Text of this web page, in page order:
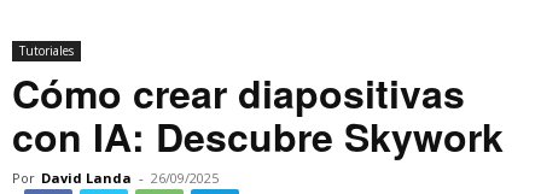
Tutoriales
Cómo crear diapositivas
con IA: Descubre Skywork
Por David Landa - 26/09/2025